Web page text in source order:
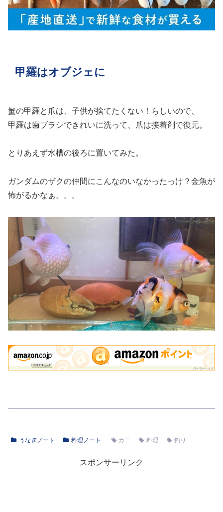
甲羅はオブジェに
蟹の甲羅と爪は、子供が捨てたくない！らしいので、
甲羅は歯ブラシできれいに洗って、爪は接着剤で復元。
とりあえず水槽の後ろに置いてみた。
ガンダムのザクの仲間にこんなのいなかったっけ？金魚が
怖がるかなぁ。。。
うなぎノート 料理ノート カニ 料理 釣り
スポンサーリンク